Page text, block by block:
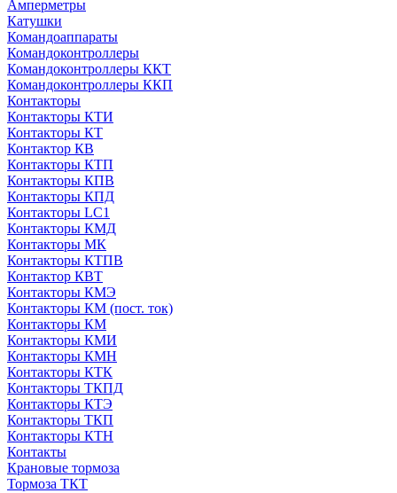
Амперметры
Катушки
Командоаппараты
Командоконтроллеры
Командоконтроллеры ККТ
Командоконтроллеры ККП
Контакторы
Контакторы КТИ
Контакторы КТ
Контактор КВ
Контакторы КТП
Контакторы КПВ
Контакторы КПД
Контакторы LC1
Контакторы КМД
Контакторы МК
Контакторы КТПВ
Контактор КВТ
Контакторы КМЭ
Контакторы КМ (пост. ток)
Контакторы КМ
Контакторы КМИ
Контакторы КМН
Контакторы КТК
Контакторы ТКПД
Контакторы КТЭ
Контакторы ТКП
Контакторы КТН
Контакты
Крановые тормоза
Тормоза ТКТ